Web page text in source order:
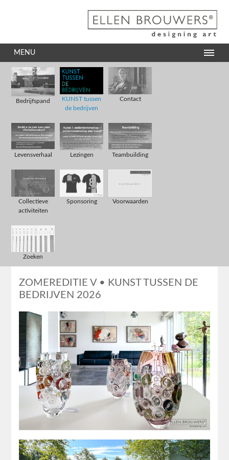
MENU
Bedrijfspand
KUNST tussen
de bedrijven
Contact
Levensverhaal Lezingen Teambuilding
Collectieve
activiteiten
Sponsoring Voorwaarden
Zoeken
ZOMEREDITIE V • KUNST TUSSEN DE
BEDRIJVEN 2026